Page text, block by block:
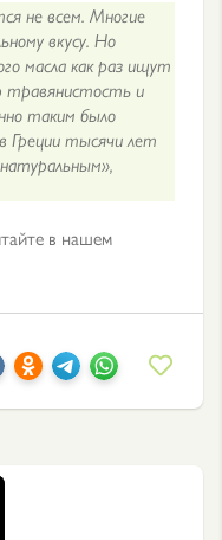
не всем. Многие
вкусу. Но
масла как раз ищут
травянистость и
таким было
Греции тысячи лет
в нашем